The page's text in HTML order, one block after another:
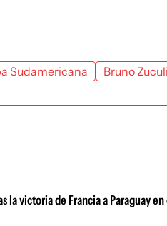
Sudamericana Bruno
la victoria de Francia a Paraguay